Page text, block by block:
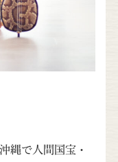
縄で人間国宝・